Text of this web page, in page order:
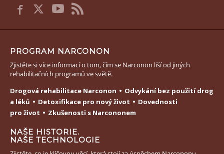
PROGRAM NARCONON
Zjistěte si více informací o tom, čím se Narconon liší od jiných
rehabilitačních programů ve světě.
Drogová rehabilitace Narconon
Odvykání bez použití drog
a léků
Detoxifikace pro nový život
Dovednosti
pro život
Zkušenosti s Narcononem
NAŠE HISTORIE.
NAŠE TECHNOLOGIE